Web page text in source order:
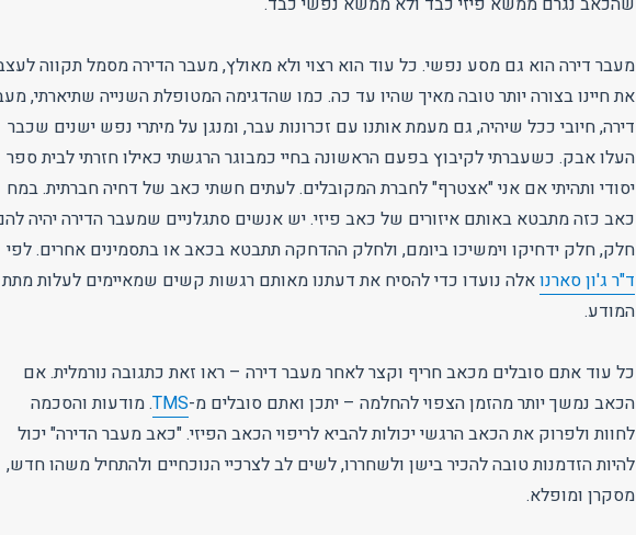
מעבר דירה הוא גם מסע נפשי. כל עוד הוא רצוי ולא מאולץ, מעבר הדירה מסמל תקווה
את חיינו בצורה יותר טובה מאיך שהיו עד כה. כמו שהדגימה המטופלת השנייה שתיארתי,
דירה, חיובי ככל שיהיה, גם מעמת אותנו עם זכרונות עבר, ומנגן על מיתרי נפש ישנים שכבר
העלו אבק. כשעברתי לקיבוץ בפעם הראשונה בחיי כמבוגר הרגשתי כאילו חזרתי לבית ספר
יסודי ותהיתי אם אני "אצטרף" לחברת המקובלים. לעתים חשתי כאב של דחיה חברתית. במח
כאב כזה מתבטא באותם איזורים של כאב פיזי. יש אנשים סתגלניים שמעבר הדירה יהיה
חלק, חלק ידחיקו וימשיכו ביומם, ולחלק ההדחקה תתבטא בכאב או בתסמינים אחרים. לפי
ד"ר ג'ון סארנואלה נועדו כדי להסיח את דעתנו מאותם רגשות קשים שמאיימים לעלות מתת
המודע.
כל עוד אתם סובלים מכאב חריף וקצר לאחר מעבר דירה – ראו זאת כתגובה נורמלית. אם
הכאב נמשך יותר מהזמן הצפוי להחלמה – יתכן ואתם סובלים מ-TMS. מודעות והסכמה
לחוות ולפרוק את הכאב הרגשי יכולות להביא לריפוי הכאב הפיזי. "כאב מעבר הדירה" יכול
להיות הזדמנות טובה להכיר בישן ולשחררו, לשים לב לצרכיי הנוכחיים ולהתחיל משהו חדש,
מסקרן ומופלא.